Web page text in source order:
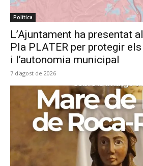
Política
L’Ajuntament ha presentat
Pla PLATER per protegir
i l’autonomia municipal
7 d'agost de 2026